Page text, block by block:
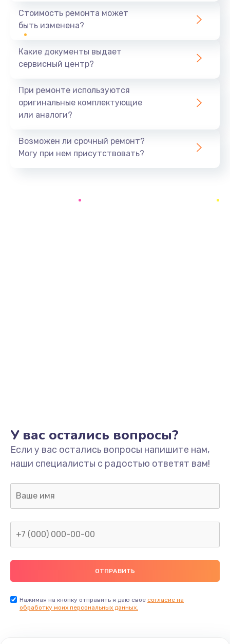
1950 руб.
Замена дренажа
Ремонт ТЭНа
Заказать
Замена мультиклапана
3000 руб.
Заказать
Ремонт двигателя кофемолки
1000 руб.
Заказать
Стоимость ремонта может
быть изменена?
Какие документы выдает
сервисный центр?
При ремонте используются
оригинальные комплектующие
или аналоги?
Возможен ли срочный ремонт?
Могу при нем присутствовать?
У вас остались вопросы?
Если у вас остались вопросы напишите нам,
наши специалисты с радостью ответят вам!
Нажимая на кнопку отправить я даю свое согласие на
обработку моих персональных данных.